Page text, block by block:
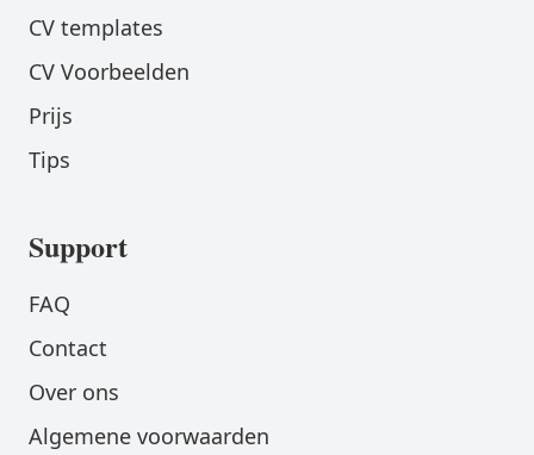
CV templates
CV Voorbeelden
Prijs
Tips
Support
FAQ
Contact
Over ons
Algemene voorwaarden